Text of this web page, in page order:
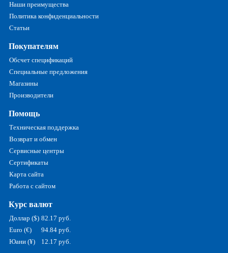
Наши преимущества
Политика конфиденциальности
Статьи
Покупателям
Обсчет спецификаций
Специальные предложения
Магазины
Производители
Помощь
Техническая поддержка
Возврат и обмен
Сервисные центры
Сертификаты
Карта сайта
Работа с сайтом
Курс валют
Доллар ($) 82.17 руб.
Euro (€)
94.84 руб.
Юани (¥)
12.17 руб.